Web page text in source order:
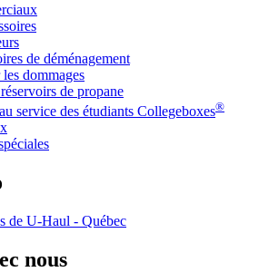
de déménagement
dommages
de propane
service des étudiants Collegeboxes®
de U-Haul - Québec
nous